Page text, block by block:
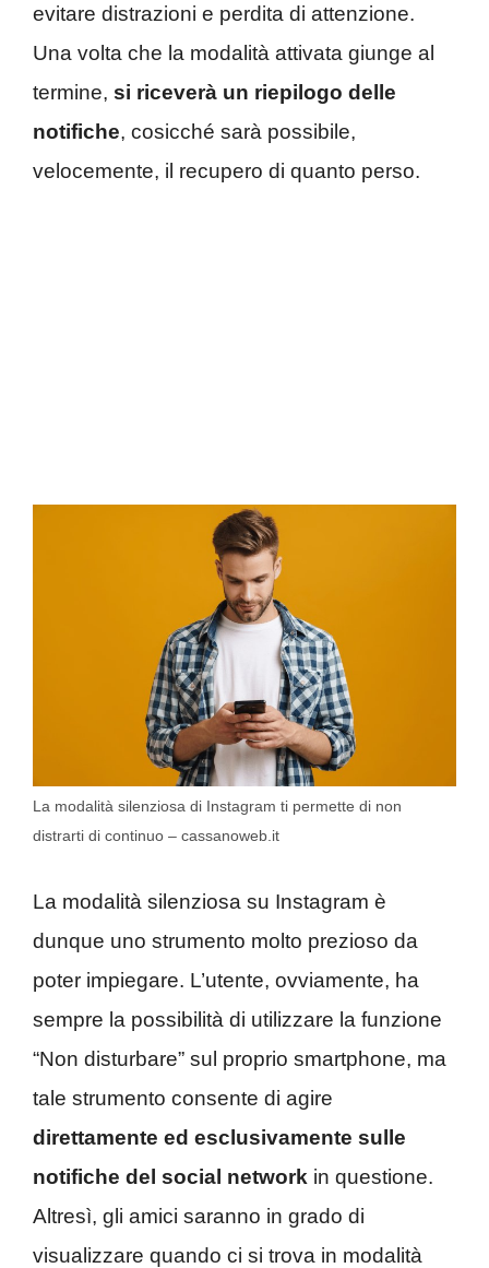
evitare distrazioni e perdita di attenzione.
Una volta che la modalità attivata giunge al
termine, si riceverà un riepilogo delle
notifiche, cosicché sarà possibile,
velocemente, il recupero di quanto perso.
La modalità silenziosa di Instagram ti permette di non
distrarti di continuo – cassanoweb.it
La modalità silenziosa su Instagram è
dunque uno strumento molto prezioso da
poter impiegare. L’utente, ovviamente, ha
sempre la possibilità di utilizzare la funzione
“Non disturbare” sul proprio smartphone, ma
tale strumento consente di agire
direttamente ed esclusivamente sulle
notifiche del social network in questione.
Altresì, gli amici saranno in grado di
visualizzare quando ci si trova in modalità